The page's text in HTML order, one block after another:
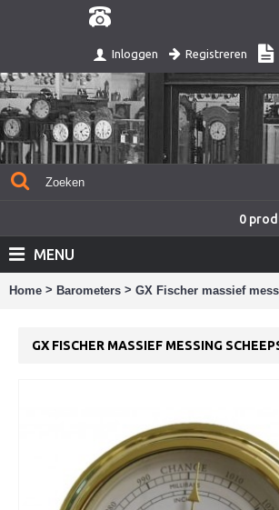
Inloggen Registreren
0
MENU
Home > Barometers > GX Fischer massief
GX FISCHER MASSIEF MESSING